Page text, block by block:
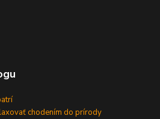
chodením do prírody